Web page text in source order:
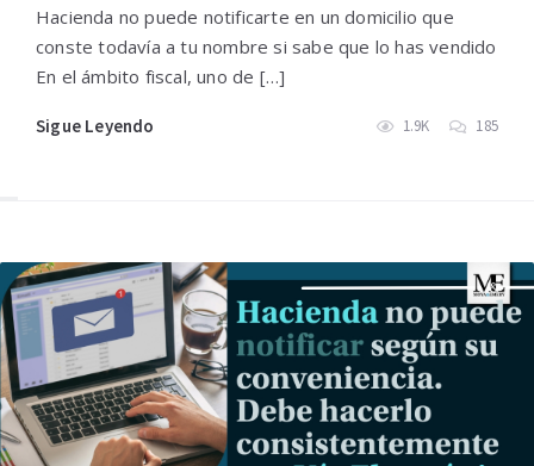
Hacienda no puede notificarte en un domicilio que
conste todavía a tu nombre si sabe que lo has vendido
En el ámbito fiscal, uno de […]
Sigue Leyendo 1.9K 185